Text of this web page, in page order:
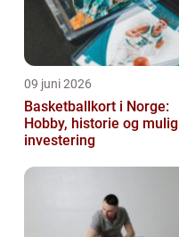
09 juni 2026
Basketballkort i Norge:
Hobby, historie og mulig
investering